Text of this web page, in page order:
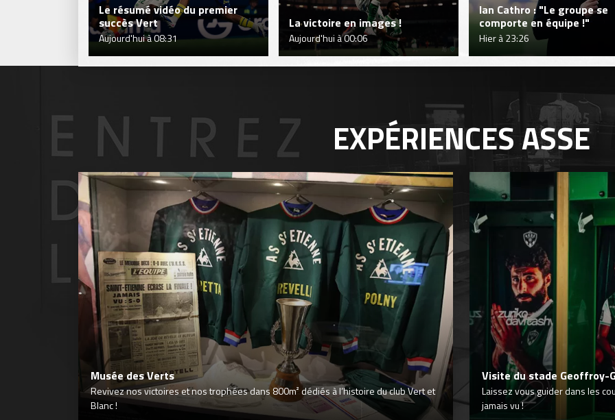
Le résumé vidéo du premier
succès Vert
Aujourd'hui à 08:31
La victoire en images !
Aujourd'hui à 00:06
Ian Cathro : "Le groupe se
comporte en équipe !"
Hier à 23:26
EXPÉRIENCESASSE
Musée des Verts
Revivez nos victoires et nos trophées dans 800m² dédiés à l’histoire du club Vert et
Blanc !
Visite du stade Geoffroy-
Laissez vous guider dans les
jamais vu !